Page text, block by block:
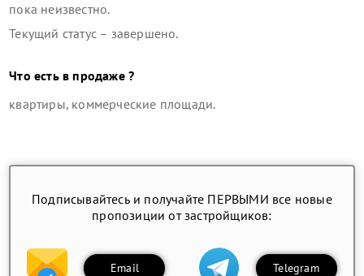
пока неизвестно.
Текущий статус – завершено.
Что есть в продаже ?
квартиры, коммерческие площади.
Подписывайтесь и получайте ПЕРВЫМИ все новые
пропозиции от застройщиков:
Email Telegram